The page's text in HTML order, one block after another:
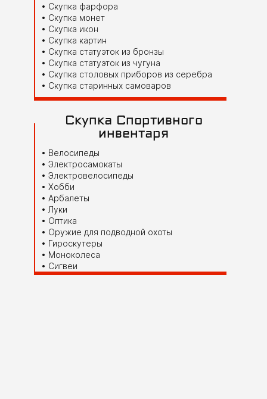
Скупка фарфора
Скупка монет
Скупка икон
Скупка картин
Скупка статуэток из бронзы
Скупка статуэток из чугуна
Скупка столовых приборов из серебра
Скупка старинных самоваров
Скупка Спортивного
инвентаря
Велосипеды
Электросамокаты
Электровелосипеды
Хобби
Арбалеты
Луки
Оптика
Оружие для подводной охоты
Гироскутеры
Моноколеса
Сигвеи